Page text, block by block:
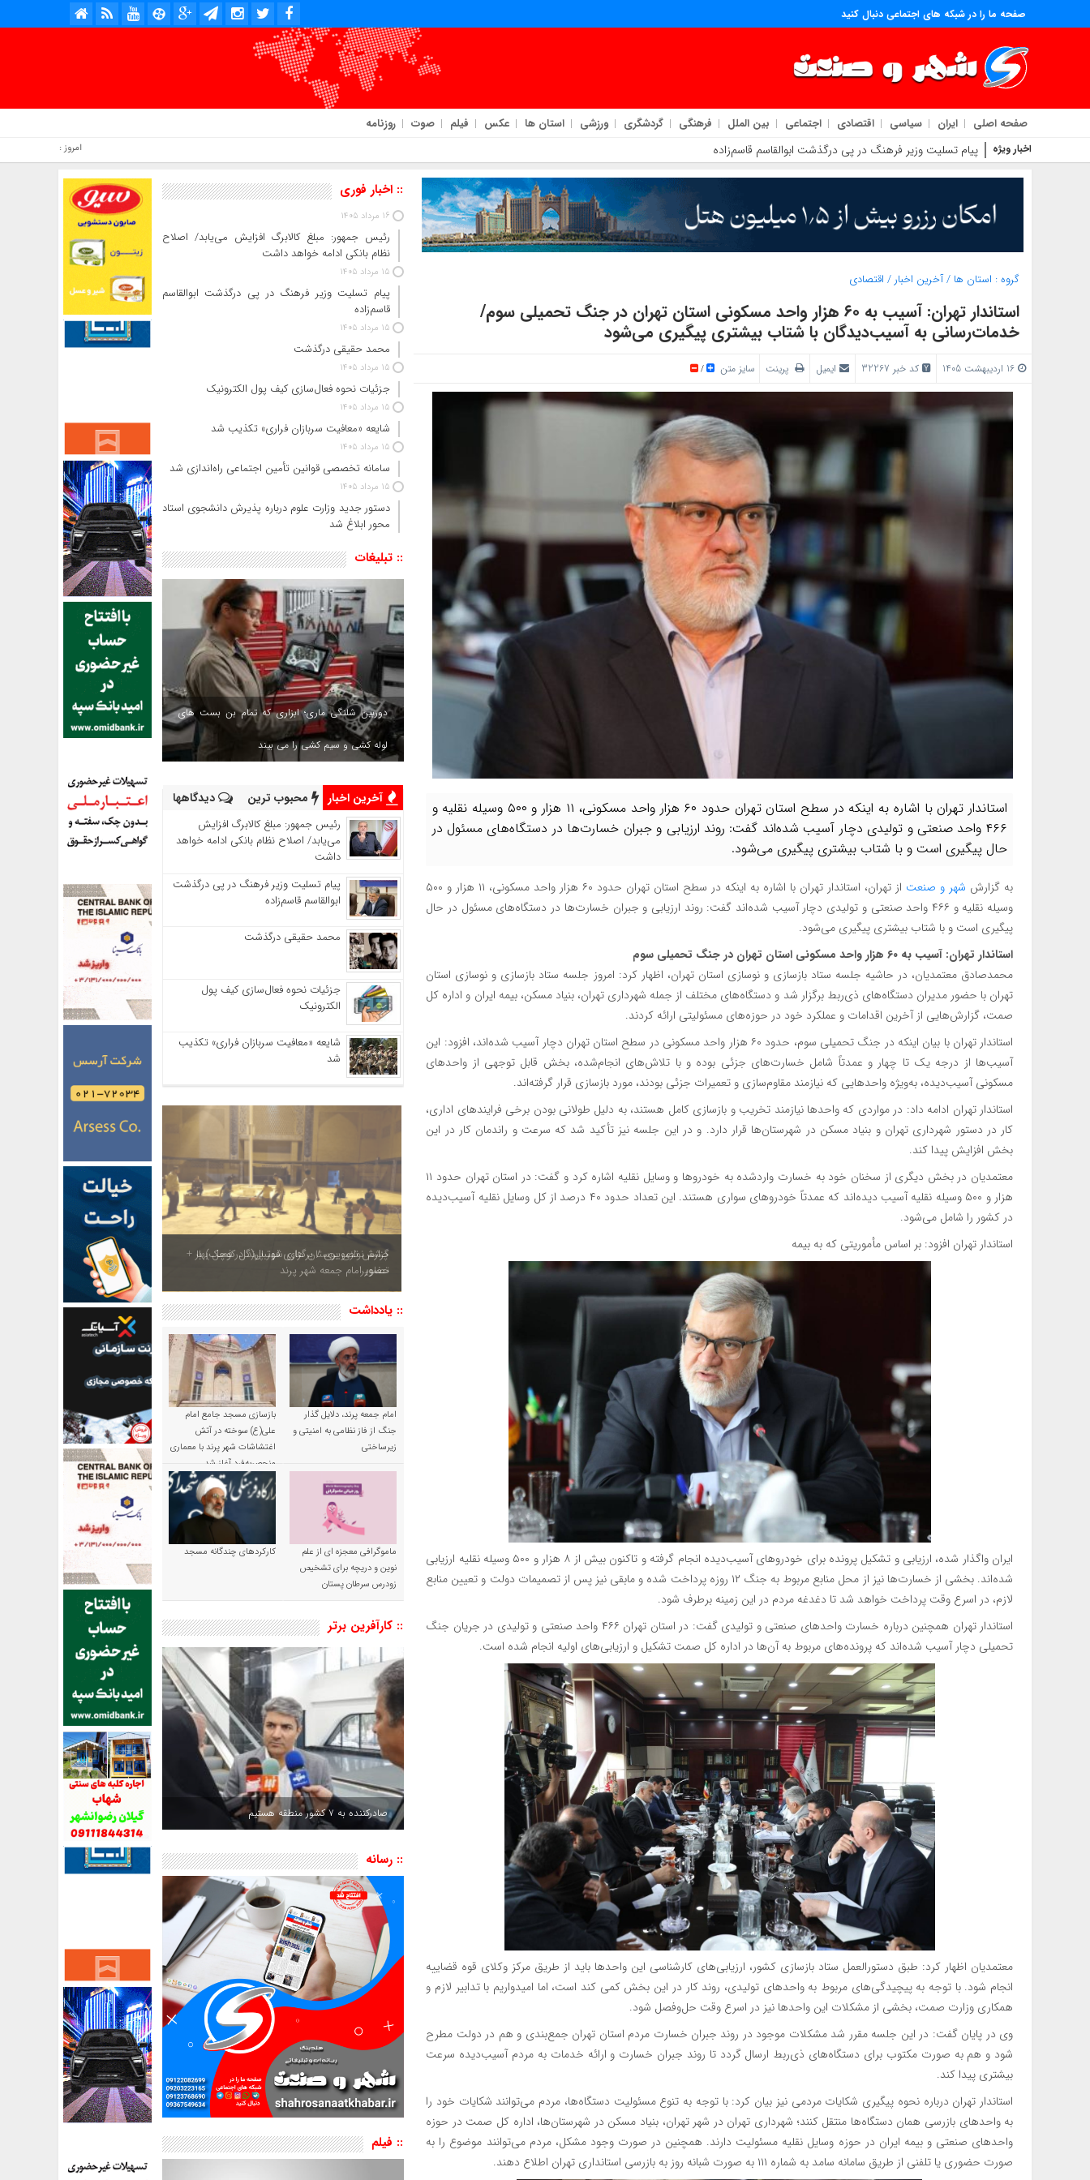
صفحه ما را در شبکه های اجتماعی دنبال کنید
صفحه اصلی ایران سیاسی اقتصادی اجتماعی بین الملل فرهنگی گردشگری ورزشی استان ها عکس فیلم صوت روزنامه
اخبار ویژه پیام تسلیت وزیر فرهنگ در پی درگذشت ابوالقاسم قاسم‌زاده
گروه : استان ها /آخرین اخبار / اقتصادی
استاندار تهران: آسیب به ۶۰ هزار واحد مسکونی استان تهران در جنگ تحمیلی سوم/
خدمات‌رسانی به آسیب‌دیدگان با شتاب بیشتری پیگیری می‌شود
کد خبر 32267 ایمیل پرینت سایز متن /
استاندار تهران با اشاره به اینکه در سطح استان تهران حدود ۶۰ هزار واحد مسکونی، ۱۱ هزار و ۵۰۰ وسیله نقلیه و
۴۶۶ واحد صنعتی و تولیدی دچار آسیب شده‌اند گفت: روند ارزیابی و جبران خسارت‌ها در دستگاه‌های مسئول در
حال پیگیری است و با شتاب بیشتری پیگیری می‌شود.
به گزارش شهر و صنعت
از تهران، استاندار تهران با اشاره به اینکه در سطح استان تهران حدود ۶۰ هزار واحد مسکونی، ۱۱ هزار و ۵۰۰
وسیله نقلیه و ۴۶۶ واحد صنعتی و تولیدی دچار آسیب شده‌اند گفت: روند ارزیابی و جبران خسارت‌ها در دستگاه‌های مسئول در حال
پیگیری است و با شتاب بیشتری پیگیری می‌شود.
استاندار تهران: آسیب به ۶۰ هزار واحد مسکونی استان تهران در جنگ تحمیلی سوم
محمدصادق معتمدیان، در حاشیه جلسه ستاد بازسازی و نوسازی استان تهران، اظهار کرد: امروز جلسه ستاد بازسازی و نوسازی استان
تهران با حضور مدیران دستگاه‌های ذی‌ربط برگزار شد و دستگاه‌های مختلف از جمله شهرداری تهران، بنیاد مسکن، بیمه ایران و اداره کل
صمت، گزارش‌هایی از آخرین اقدامات و عملکرد خود در حوزه‌های مسئولیتی ارائه کردند.
استاندار تهران با بیان اینکه در جنگ تحمیلی سوم، حدود ۶۰ هزار واحد مسکونی در سطح استان تهران دچار آسیب شده‌اند، افزود: این
آسیب‌ها از درجه یک تا چهار و عمدتاً شامل خسارت‌های جزئی بوده و با تلاش‌های انجام‌شده، بخش قابل توجهی از واحدهای
مسکونی آسیب‌دیده، به‌ویژه واحدهایی که نیازمند مقاوم‌سازی و تعمیرات جزئی بودند، مورد بازسازی قرار گرفته‌اند.
استاندار تهران ادامه داد: در مواردی که واحدها نیازمند تخریب و بازسازی کامل هستند، به دلیل طولانی بودن برخی فرایندهای اداری،
کار در دستور شهرداری تهران و بنیاد مسکن در شهرستان‌ها قرار دارد. و در این جلسه نیز تأکید شد که سرعت و راندمان کار در این
بخش افزایش پیدا کند.
معتمدیان در بخش دیگری از سخنان خود به خسارت واردشده به خودروها و وسایل نقلیه اشاره کرد و گفت: در استان تهران حدود ۱۱
هزار و ۵۰۰ وسیله نقلیه آسیب دیده‌اند که عمدتاً خودروهای سواری هستند. این تعداد حدود ۴۰ درصد از کل وسایل نقلیه آسیب‌دیده
در کشور را شامل می‌شود.
استاندار تهران افزود: بر اساس مأموریتی که به بیمه
ایران واگذار شده، ارزیابی و تشکیل پرونده برای خودروهای آسیب‌دیده انجام گرفته و تاکنون بیش از ۸ هزار و ۵۰۰ وسیله نقلیه ارزیابی
شده‌اند. بخشی از خسارت‌ها نیز از محل منابع مربوط به جنگ ۱۲ روزه پرداخت شده و مابقی نیز پس از تصمیمات دولت و تعیین منابع
لازم، در اسرع وقت پرداخت خواهد شد تا دغدغه مردم در این زمینه برطرف شود.
استاندار تهران همچنین درباره خسارت واحدهای صنعتی و تولیدی گفت: در استان تهران ۴۶۶ واحد صنعتی و تولیدی در جریان جنگ
تحمیلی دچار آسیب شده‌اند که پرونده‌های مربوط به آن‌ها در اداره کل صمت تشکیل و ارزیابی‌های اولیه انجام شده است.
معتمدیان اظهار کرد: طبق دستورالعمل ستاد بازسازی کشور، ارزیابی‌های کارشناسی این واحدها باید از طریق مرکز وکلای قوه قضاییه
انجام شود. با توجه به پیچیدگی‌های مربوط به واحدهای تولیدی، روند کار در این بخش کمی کند است، اما امیدواریم با تدابیر لازم و
همکاری وزارت صمت، بخشی از مشکلات این واحدها نیز در اسرع وقت حل‌وفصل شود.
وی در پایان گفت: در این جلسه مقرر شد مشکلات موجود در روند جبران خسارت مردم استان تهران جمع‌بندی و هم در دولت مطرح
شود و هم به صورت مکتوب برای دستگاه‌های ذی‌ربط ارسال گردد تا روند جبران خسارت و ارائه خدمات به مردم آسیب‌دیده سرعت
بیشتری پیدا کند.
استاندار تهران درباره نحوه پیگیری شکایات مردمی نیز بیان کرد: با توجه به تنوع مسئولیت دستگاه‌ها، مردم می‌توانند شکایات خود را
به واحدهای بازرسی همان دستگاه‌ها منتقل کنند؛ شهرداری تهران در شهر تهران، بنیاد مسکن در شهرستان‌ها، اداره کل صمت در حوزه
واحدهای صنعتی و بیمه ایران در حوزه وسایل نقلیه مسئولیت دارند. همچنین در صورت وجود مشکل، مردم می‌توانند موضوع را به
صورت حضوری یا تلفنی از طریق سامانه سامد به شماره ۱۱۱ به صورت شبانه روز به بازرسی استانداری تهران اطلاع دهند‌.
:: اخبار فوری
16 مرداد 1405
رئیس‌ جمهور: مبلغ کالابرگ افزایش می‌یابد/ اصلاح
نظام بانکی ادامه خواهد داشت
15 مرداد 1405
پیام تسلیت وزیر فرهنگ در پی درگذشت ابوالقاسم
قاسم‌زاده
15 مرداد 1405
محمد حقیقی درگذشت
15 مرداد 1405
جزئیات نحوه فعال‌سازی کیف پول الکترونیک
15 مرداد 1405
شایعه «معافیت سربازان فراری» تکذیب شد
15 مرداد 1405
سامانه تخصصی قوانین تأمین اجتماعی راه‌اندازی شد
15 مرداد 1405
دستور جدید وزارت علوم درباره پذیرش دانشجوی استاد
محور ابلاغ شد
:: تبلیغات
دوربین شلنگی ماری؛ ابزاری که تمام بن بست های
لوله کشی و سیم کشی را می بیند
آخرین اخبار محبوب ترین دیدگاهها
رئیس‌ جمهور: مبلغ کالابرگ افزایش
می‌یابد/ اصلاح نظام بانکی ادامه خواهد
داشت
پیام تسلیت وزیر فرهنگ در پی درگذشت
ابوالقاسم قاسم‌زاده
محمد حقیقی درگذشت
جزئیات نحوه فعال‌سازی کیف پول
الکترونیک
شایعه «معافیت سربازان فراری» تکذیب
شد
چشم نوازی بوستان های شهر پرند در فصل بهار +
تصاویر
:: یادداشت
امام جمعه پرند، دلایل گذار
جنگ از فاز نظامی به امنیتی و
زیرساختی
بازسازی مسجد جامع امام
علی(ع) سوخته در آتش
اغتشاشات شهر پرند با معماری
منحصربه‌فرد آغاز شد
ماموگرافی معجزه ای از علم
نوین و دریچه برای تشخیص
زودرس سرطان پستان
کارکردهای چندگانه مسجد
:: کارآفرین برتر
صادرکننده به ۷ کشور منطقه هستیم
:: رسانه
:: فیلم
نمایشگر